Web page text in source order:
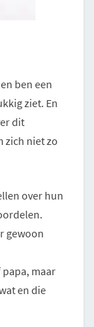
ben een
ziet. En
dit
zich niet zo
over hun
gewoon
papa, maar
en die